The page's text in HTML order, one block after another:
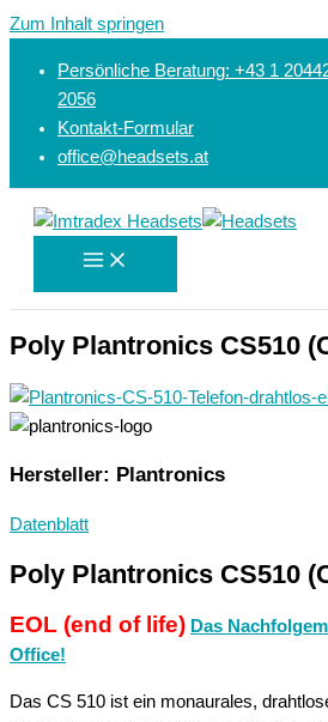
Zum Inhalt springen
Persönliche Beratung: +43 1
2056
Kontakt-Formular
office@headsets.at
Poly Plantronics CS510
Hersteller: Plantronics
Datenblatt
Poly Plantronics CS510
EOL (end of life) Das
Office!
Das CS 510 ist ein monaurales,